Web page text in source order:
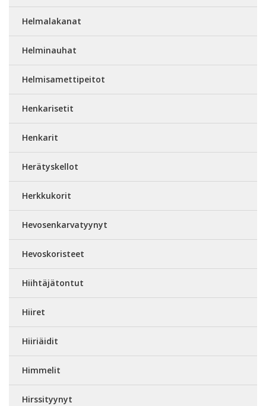
Helmalakanat
Helminauhat
Helmisamettipeitot
Henkarisetit
Henkarit
Herätyskellot
Herkkukorit
Hevosenkarvatyynyt
Hevoskoristeet
Hiihtäjätontut
Hiiret
Hiiriäidit
Himmelit
Hirssityynyt